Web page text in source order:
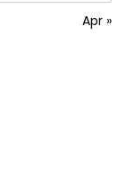
Apr »